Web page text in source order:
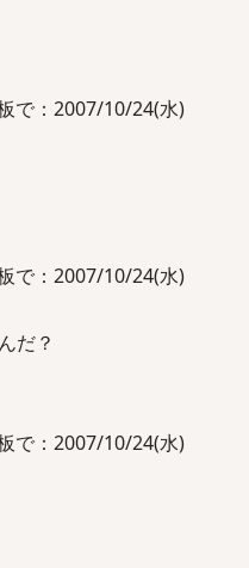
で：2007/10/24(水)
で：2007/10/24(水)
だ？
で：2007/10/24(水)